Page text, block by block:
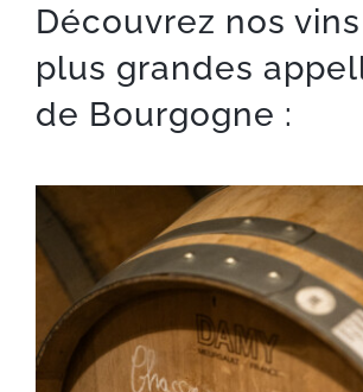
Découvrez nos
plus grandes
de Bourgogne :